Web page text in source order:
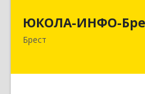
ЮКОЛА-ИНФО-
Брест
224023 г. Брест, ул.